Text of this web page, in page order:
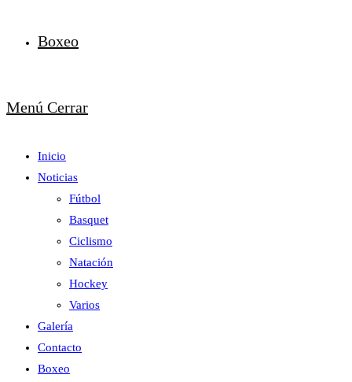
Boxeo
Menú Cerrar
Inicio
Noticias
Fútbol
Basquet
Ciclismo
Natación
Hockey
Varios
Galería
Contacto
Boxeo